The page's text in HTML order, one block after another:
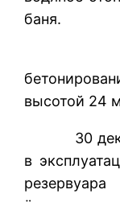
баня.
В 1966
высотой 24
30
в